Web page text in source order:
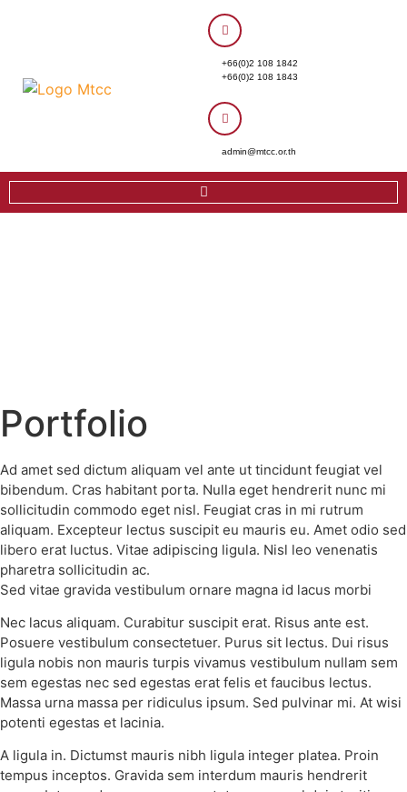
+66(0)2 108 1842
+66(0)2 108 1843
admin@mtcc.or.th
Portfolio
Ad amet sed dictum aliquam vel ante ut tincidunt feugiat vel
bibendum. Cras habitant porta. Nulla eget hendrerit nunc mi
sollicitudin commodo eget nisl. Feugiat cras in mi rutrum
aliquam. Excepteur lectus suscipit eu mauris eu. Amet odio sed
libero erat luctus. Vitae adipiscing ligula. Nisl leo venenatis
pharetra sollicitudin ac.
Sed vitae gravida vestibulum ornare magna id lacus morbi
Nec lacus aliquam. Curabitur suscipit erat. Risus ante est.
Posuere vestibulum consectetuer. Purus sit lectus. Dui risus
ligula nobis non mauris turpis vivamus vestibulum nullam sem
sem egestas nec sed egestas erat felis et faucibus lectus.
Massa urna massa per ridiculus ipsum. Sed pulvinar mi. At wisi
potenti egestas et lacinia.
A ligula in. Dictumst mauris nibh ligula integer platea. Proin
tempus inceptos. Gravida sem interdum mauris hendrerit